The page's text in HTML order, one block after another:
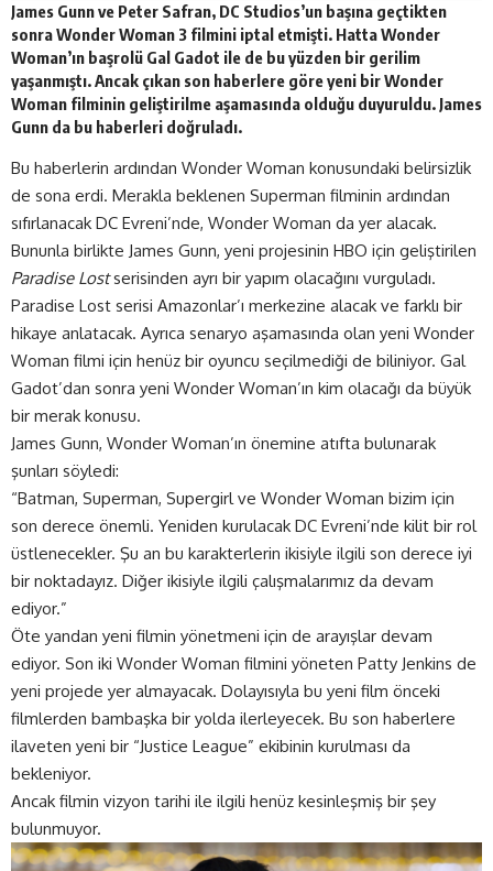
James Gunn ve Peter Safran, DC Studios’un başına geçtikten
sonra Wonder Woman 3 filmini iptal etmişti. Hatta Wonder
Woman’ın başrolü Gal Gadot ile de bu yüzden bir gerilim
yaşanmıştı. Ancak çıkan son haberlere göre yeni bir Wonder
Woman filminin geliştirilme aşamasında olduğu duyuruldu. James
Gunn da bu haberleri doğruladı.
Bu haberlerin ardından Wonder Woman konusundaki belirsizlik
de sona erdi. Merakla beklenen Superman filminin ardından
sıfırlanacak DC Evreni’nde, Wonder Woman da yer alacak.
Bununla birlikte James Gunn, yeni projesinin HBO için geliştirilen
Paradise Lostserisinden ayrı bir yapım olacağını vurguladı.
Paradise Lost serisi Amazonlar’ı merkezine alacak ve farklı bir
hikaye anlatacak. Ayrıca senaryo aşamasında olan yeni Wonder
Woman filmi için henüz bir oyuncu seçilmediği de biliniyor. Gal
Gadot’dan sonra yeni Wonder Woman’ın kim olacağı da büyük
bir merak konusu.
James Gunn, Wonder Woman’ın önemine atıfta bulunarak
şunları söyledi:
“Batman, Superman, Supergirl ve Wonder Woman bizim için
son derece önemli. Yeniden kurulacak DC Evreni’nde kilit bir rol
üstlenecekler. Şu an bu karakterlerin ikisiyle ilgili son derece iyi
bir noktadayız. Diğer ikisiyle ilgili çalışmalarımız da devam
ediyor.”
Öte yandan yeni filmin yönetmeni için de arayışlar devam
ediyor. Son iki Wonder Woman filmini yöneten Patty Jenkins de
yeni projede yer almayacak. Dolayısıyla bu yeni film önceki
filmlerden bambaşka bir yolda ilerleyecek. Bu son haberlere
ilaveten yeni bir “Justice League” ekibinin kurulması da
bekleniyor.
Ancak filmin vizyon tarihi ile ilgili henüz kesinleşmiş bir şey
bulunmuyor.